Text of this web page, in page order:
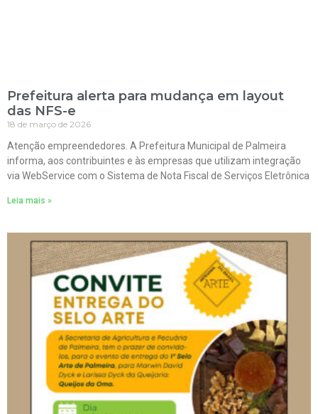
Prefeitura alerta para mudança em layout
das NFS-e
18 de março de 2026
Atenção empreendedores. A Prefeitura Municipal de Palmeira
informa, aos contribuintes e às empresas que utilizam integração
via WebService com o Sistema de Nota Fiscal de Serviços Eletrônica
Leia mais »